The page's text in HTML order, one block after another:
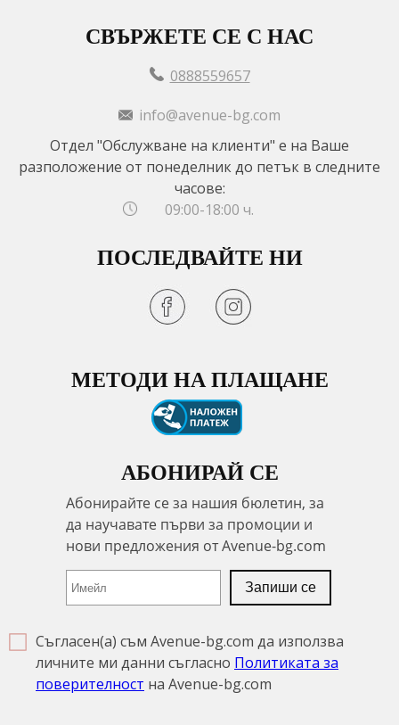
СВЪРЖЕТЕ СЕ С НАС
0888559657
info@avenue-bg.com
Отдел "Обслужване на клиенти" е на Ваше
разположение от понеделник до петък в следните
часове:
09:00-18:00 ч.
ПОСЛЕДВАЙТЕ НИ
МЕТОДИ НА ПЛАЩАНЕ
АБОНИРАЙ СЕ
Съгласен(а) съм Avenue-bg.com да използва
личните ми данни съгласно Политиката за
поверителност на Avenue-bg.com